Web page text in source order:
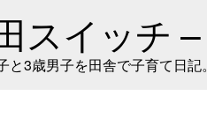
スイッチ –
3歳男子を田舎で子育て日記。